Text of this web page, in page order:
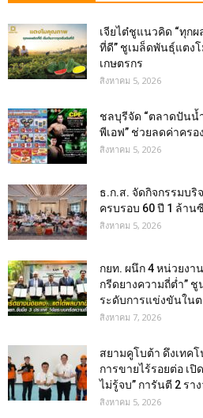
เจียไต๋ชูแนวคิด “ทุก
ที่ดี” ชูเมล็ดพันธุ์แตง
เกษตรกร
สิงหาคม 5, 2026
ชลบุรีจัด “ตลาดปันน้
พีเอฟ” ช่วยลดค่าคร
สิงหาคม 5, 2026
ธ.ก.ส. จัดกิจกรรมบริ
ครบรอบ 60 ปี 1 ล้าน
สิงหาคม 5, 2026
กยท. ผนึก 4 หน่วยงา
กรีดยางความถี่ต่ำ”
ระดับการแข่งขันใน
สิงหาคม 7, 2026
สยามคูโบต้า ดึงเทค
การขายไร้รอยต่อ เปิ
ไม่รู้จบ” การันตี 2 รา
สิงหาคม 5, 2026